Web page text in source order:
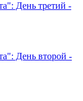
День третий -
День второй -